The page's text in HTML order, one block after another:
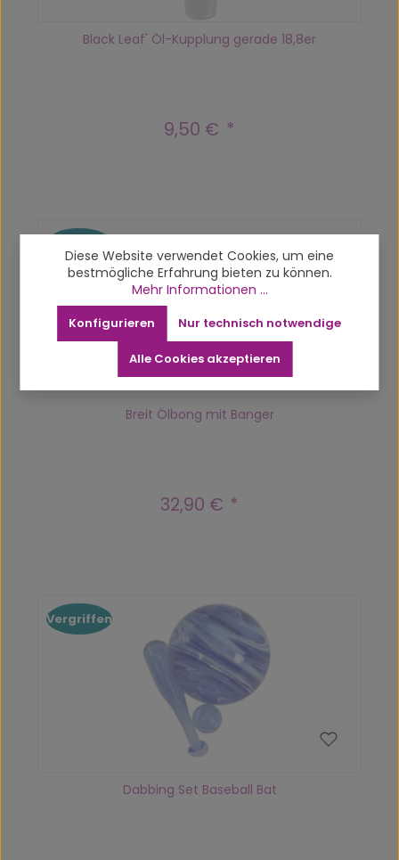
Black Leaf' Öl-Kupplung gerade 18,8er
Regulärer Preis:
9,50 €
Breit Ölbong mit Banger
Regulärer Preis:
32,90 €
Vergriffen
Dabbing Set Baseball Bat
Diese Website verwendet Cookies, um eine
bestmögliche Erfahrung bieten zu können.
Mehr Informationen ...
Nur technisch notwendige
Konfigurieren
Alle Cookies akzeptieren